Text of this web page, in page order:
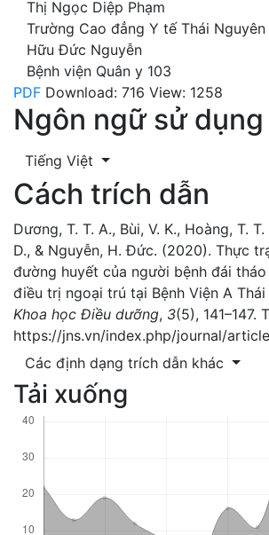
Thị Ngọc Diệp Phạm
Trường Cao đẳng Y tế Thái Nguyên
Hữu Đức Nguyễn
Bệnh viện Quân y 103
PDF Download: 716 View: 1258
Ngôn ngữ sử dụng
Tiếng Việt
Cách trích dẫn
Dương, T. T. A., Bùi, V. K., Hoàng, T.
D., & Nguyễn, H. Đức. (2020). Thực
đường huyết của người bệnh đái
điều trị ngoại trú tại Bệnh Viện A Thái
Khoa học Điều dưỡng, 3(5), 141–147.
https://jns.vn/index.php/journal/
Các định dạng trích dẫn khác
Tải xuống